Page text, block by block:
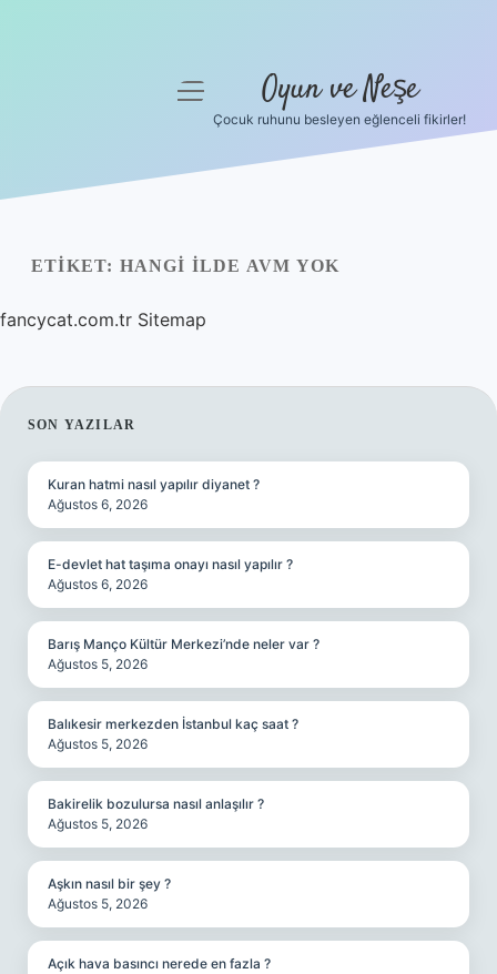
Yasal Uyarı
Hakkımızda
menüyü
Oyun ve Neşe
Çocuk ruhunu besleyen eğlenceli fikirler!
ETIKET: HANGI ILDE AVM YOK
fancycat.com.tr Sitemap
SIDEBAR
SON YAZILAR
Kuran hatmi nasıl yapılır diyanet ?
Ağustos 6, 2026
E-devlet hat taşıma onayı nasıl yapılır ?
Ağustos 6, 2026
Barış Manço Kültür Merkezi’nde neler var ?
Ağustos 5, 2026
Balıkesir merkezden İstanbul kaç saat ?
Ağustos 5, 2026
Bakirelik bozulursa nasıl anlaşılır ?
Ağustos 5, 2026
Aşkın nasıl bir şey ?
Ağustos 5, 2026
Açık hava basıncı nerede en fazla ?